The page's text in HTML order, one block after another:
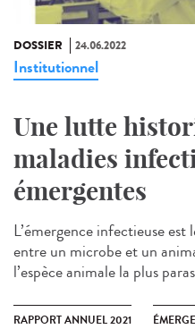
DOSSIER 24.06.2022
Institutionnel
Une lutte
maladies
émergentes
L’émergence infectieuse
entre un microbe et un
l’espèce animale la plus
RAPPORT ANNUEL 2021